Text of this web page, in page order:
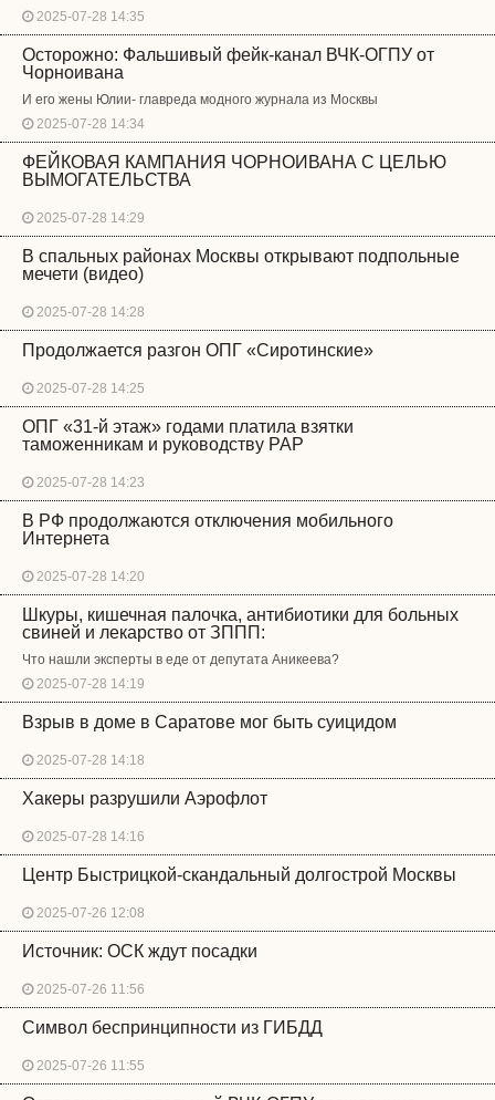
2025-07-28 14:35
Осторожно: Фальшивый фейк-канал ВЧК-ОГПУ от
Чорноивана
И его жены Юлии- главреда модного журнала из Москвы
2025-07-28 14:34
ФЕЙКОВАЯ КАМПАНИЯ ЧОРНОИВАНА С ЦЕЛЬЮ
ВЫМОГАТЕЛЬСТВА
2025-07-28 14:29
В спальных районах Москвы открывают подпольные
мечети (видео)
2025-07-28 14:28
Продолжается разгон ОПГ «Сиротинские»
2025-07-28 14:25
ОПГ «31-й этаж» годами платила взятки
таможенникам и руководству РАР
2025-07-28 14:23
В РФ продолжаются отключения мобильного
Интернета
2025-07-28 14:20
Шкуры, кишечная палочка, антибиотики для больных
свиней и лекарство от ЗППП:
Что нашли эксперты в еде от депутата Аникеева?
2025-07-28 14:19
Взрыв в доме в Саратове мог быть суицидом
2025-07-28 14:18
Хакеры разрушили Аэрофлот
2025-07-28 14:16
Центр Быстрицкой-скандальный долгострой Москвы
2025-07-26 12:08
Источник: ОСК ждут посадки
2025-07-26 11:56
Символ беспринципности из ГИБДД
2025-07-26 11:55